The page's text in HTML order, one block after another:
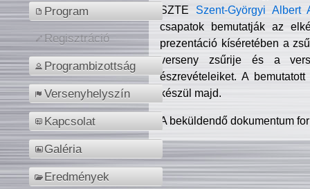
Program
Regisztráció
Programbizottság
Versenyhelyszín
Kapcsolat
Galéria
Eredmények
SZTE Szent-Györgyi Albert
csapatok bemutatják az
prezentáció kíséretében a
verseny zsűrije és a
észrevételeiket. A
készül majd.
A beküldendő dokumentum